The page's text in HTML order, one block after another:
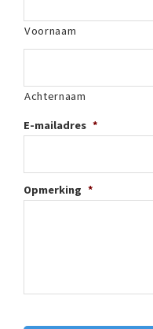
Voornaam
Achternaam
E-mailadres *
Opmerking *